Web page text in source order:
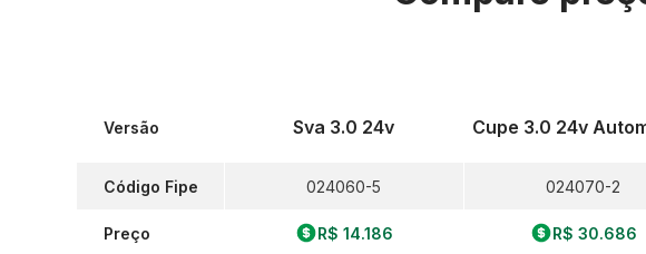
Versão
Código Fipe
Preço
Sva 3.0 24v
024060-5
R$ 14.186
Cupe 3.0 24v
024070-2
R$ 30.686